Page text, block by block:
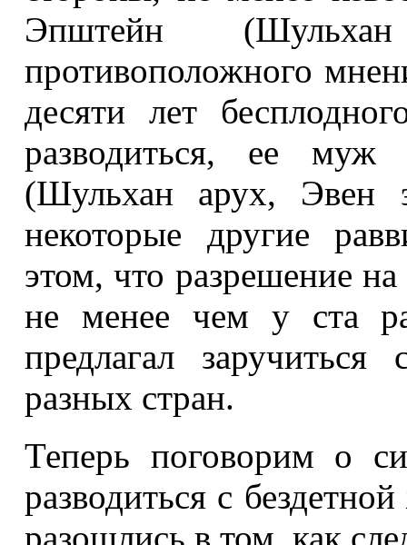
Эпштейн
противоположного
десяти лет
разводиться, ее
(Шульхан арух, Эвен
некоторые другие
этом, что разрешение
не менее чем у ста
предлагал
разных стран.
Теперь поговорим о
разводиться с